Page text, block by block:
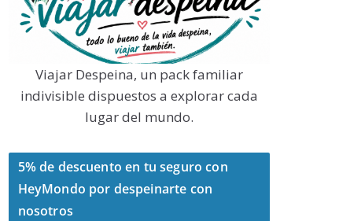
Viajar Despeina, un pack familiar
indivisible dispuestos a explorar cada
lugar del mundo.
5% de descuento en tu seguro con
HeyMondo por despeinarte con
nosotros